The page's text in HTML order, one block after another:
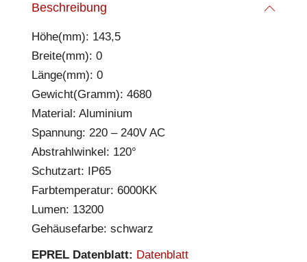
Beschreibung
Höhe(mm): 143,5
Breite(mm): 0
Länge(mm): 0
Gewicht(Gramm): 4680
Material: Aluminium
Spannung: 220 – 240V AC
Abstrahlwinkel: 120°
Schutzart: IP65
Farbtemperatur: 6000KK
Lumen: 13200
Gehäusefarbe: schwarz
EPREL Datenblatt: Datenblatt